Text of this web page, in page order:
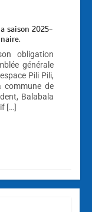
saison 2025-
obligation
générale
Pili Pili,
commune de
Balabala
[…]